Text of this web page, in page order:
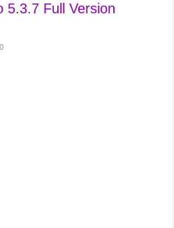
5.3.7 Full Version
0